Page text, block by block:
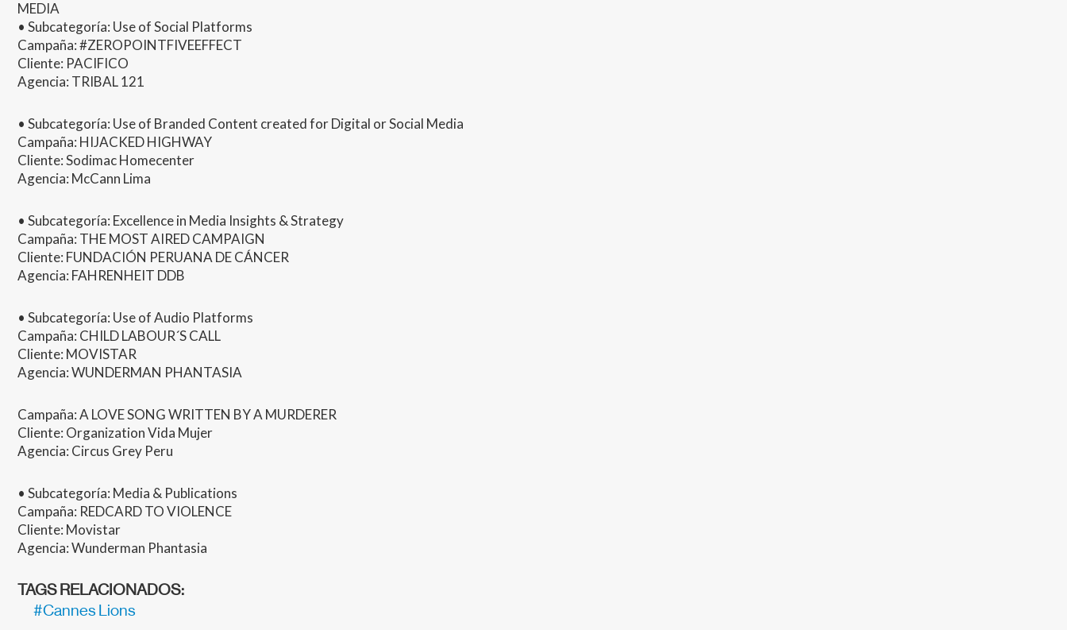
MEDIA
• Subcategoría: Use of Social Platforms
Campaña: #ZEROPOINTFIVEEFFECT
Cliente: PACIFICO
Agencia: TRIBAL121
• Subcategoría: Use of Branded Content created for Digital or Social Media
Campaña: HIJACKEDHIGHWAY
Cliente: Sodimac Homecenter
Agencia: McCann Lima
• Subcategoría: Excellence in Media Insights & Strategy
Campaña: THEMOSTAIREDCAMPAIGN
Cliente: FUNDACIÓN PERUANA DE CÁNCER
Agencia: FAHRENHEIT DDB
• Subcategoría: Use of Audio Platforms
Campaña: CHILDLABOUR´SCALL
Cliente: MOVISTAR
Agencia:WUNDERMAN PHANTASIA
Campaña: A LOVESONGWRITTEN BY A MURDERER
Cliente: Organization Vida Mujer
Agencia: Circus Grey Peru
• Subcategoría: Media & Publications
Campaña: REDCARDTOVIOLENCE
Cliente: Movistar
Agencia: Wunderman Phantasia
TAGS RELACIONADOS:
#Cannes Lions